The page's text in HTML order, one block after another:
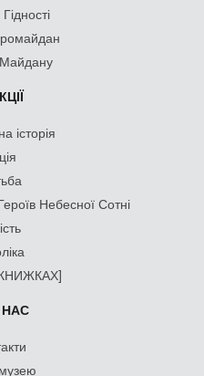
Майдану
історія
Небесної Сотні